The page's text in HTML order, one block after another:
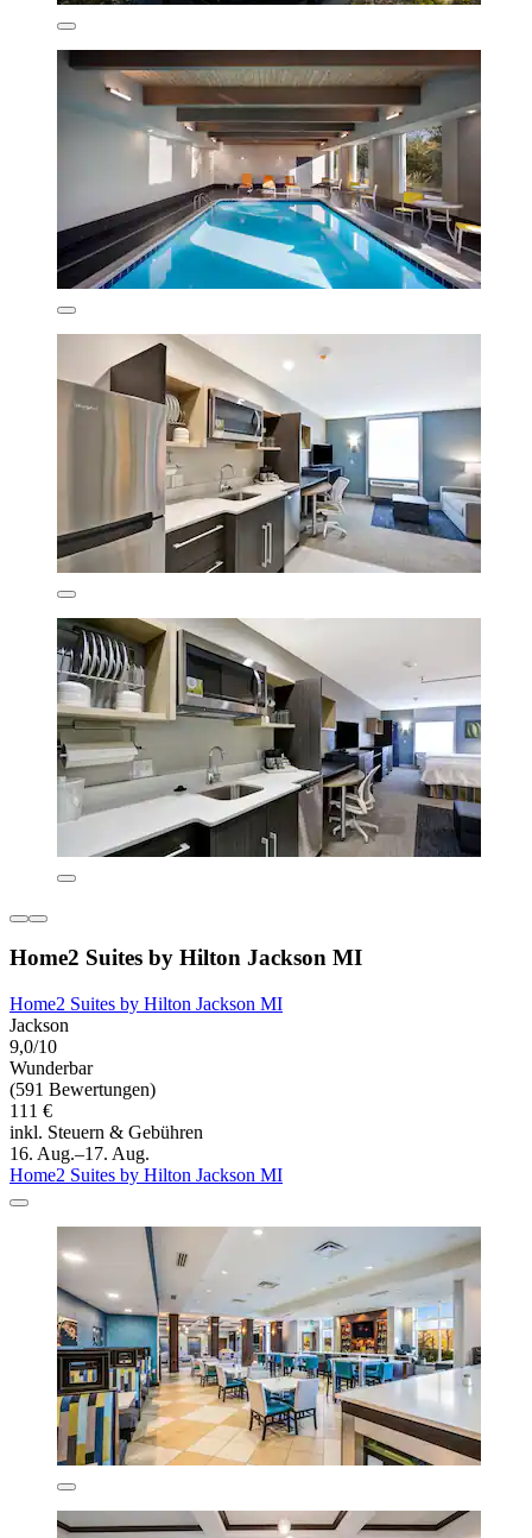
Home2 Suites by Hilton Jackson MI
Home2 Suites by Hilton Jackson MI
Jackson
9,0/10
Wunderbar
(591 Bewertungen)
111 €
inkl. Steuern & Gebühren
16. Aug.–17. Aug.
Home2 Suites by Hilton Jackson MI